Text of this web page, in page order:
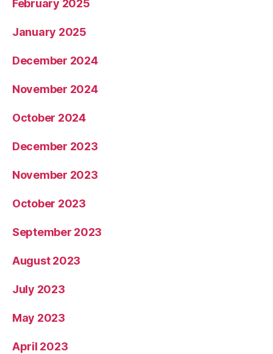
February 2025
January 2025
December 2024
November 2024
October 2024
December 2023
November 2023
October 2023
September 2023
August 2023
July 2023
May 2023
April 2023